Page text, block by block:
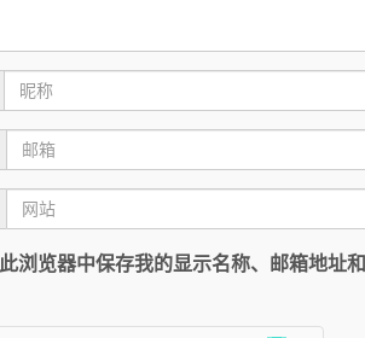
浏览器中保存我的显示名称、邮箱地址